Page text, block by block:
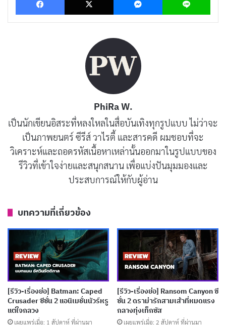
รีวิวและเรื่องย่อ Death by Lightning
(ฟ้าผ่าชี้ชะตาเมือง)
Death by Lightningเริ่มต้นด้วยฉากในปี 1969 ที่
พิพิธภัณฑ์การแพทย์กองทัพ เมื่อลูกจ้างคนหนึ่งทำขวดแก้ว
คำถามที่ตามมาคือ “Charles Guiteau คือใครเนี่ย?”
คำถามนี้คือจุดเริ่มต้นของซีรีส์ที่จะพาเราย้อนกลับไปยุค
1880 เมื่อเรื่องราวที่ถูกลืมเลือนนี้เกิดขึ้นจริง
ซีรีส์นี้สร้างจากหนังสือชื่อดังของ Candice Millardเรื่อง
“Destiny of the Republic: A Tale of Madness, Medicine
and the Murder of a President” ที่ตีพิมพ์ในปี 2011 โดย
เล่าเรื่องราวของJames Garfieldชาวไร่ธรรมดาและ
PhiRa W.
เป็นนักเขียนอิสระที่หลงใหลในสื่อบันเทิงทุกรูปแบบ ไม่ว่าจะ
เป็นภาพยนตร์ ซีรีส์ วาไรตี้ และสารคดี ผมชอบที่จะ
วิเคราะห์และถอดรหัสเนื้อหาเหล่านั้นออกมาในรูปแบบของ
รีวิวที่เข้าใจง่ายและสนุกสนาน เพื่อแบ่งปันมุมมองและ
ประสบการณ์ให้กับผู้อ่าน
บทความที่เกี่ยวข้อง
[รีวิว-เรื่องย่อ] Batman: Caped
Crusader ซีซั่น 2 แอนิเมชั่นนัวร์หรู
แต่ใจกลวง
เผยแพร่เมื่อ: 1 สัปดาห์ ที่ผ่านมา
[รีวิว-เรื่องย่อ] Ransom Canyon ซี
ซั่น 2 ดราม่ารักสามเส้าที่หมดแรง
กลางทุ่งเท็กซัส
เผยแพร่เมื่อ: 2 สัปดาห์ ที่ผ่านมา